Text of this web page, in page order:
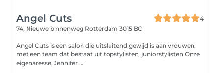
Angel Cuts
4
74, Nieuwe binnenweg Rotterdam 3015 BC
Angel Cuts is een salon die uitsluitend gewijd is aan vrouwen,
met een team dat bestaat uit topstylisten, juniorstylisten Onze
eigenaresse, Jennifer ...